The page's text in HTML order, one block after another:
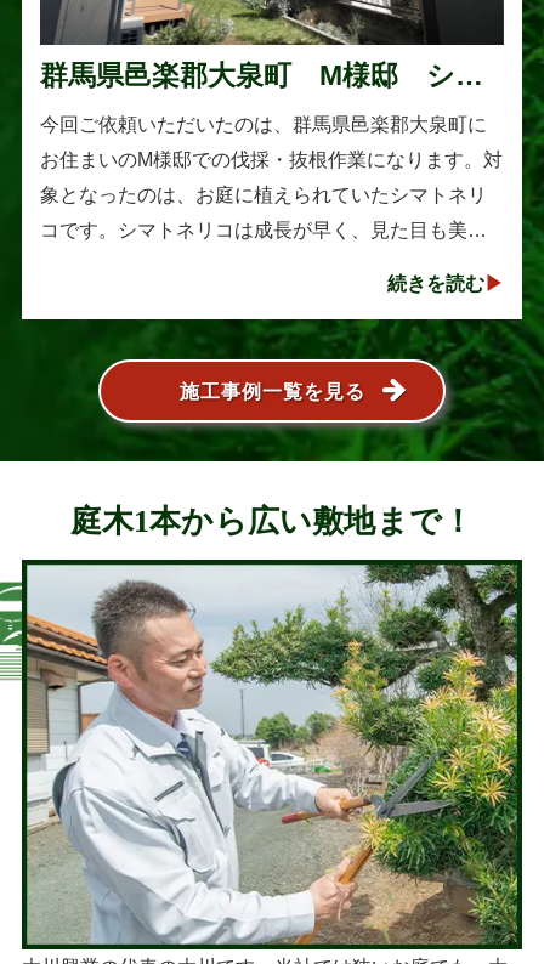
群馬県邑楽郡大泉町 M様邸 シマ
トネリコの伐採と抜根作業
今回ご依頼いただいたのは、群馬県邑楽郡大泉町に
お住まいのM様邸での伐採・抜根作業になります。対
象となったのは、お庭に植えられていたシマトネリ
コです。シマトネリコは成長が早く、見た目も美し
続きを読む
施工事例一覧を見る
庭木1本から広い敷地まで！